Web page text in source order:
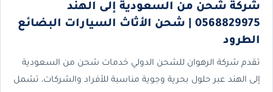
شركة شحن من السعودية إلى الهند
0568829975 | شحن الأثاث السيارات البضائع
الطرود
تقدم شركة الرهوان للشحن الدولي خدمات شحن من السعودية
إلى الهند عبر حلول بحرية وجوية مناسبة للأفراد والشركات، تشمل